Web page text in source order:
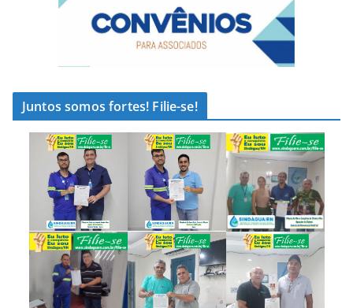
Juntos somos fortes! Filie-se!